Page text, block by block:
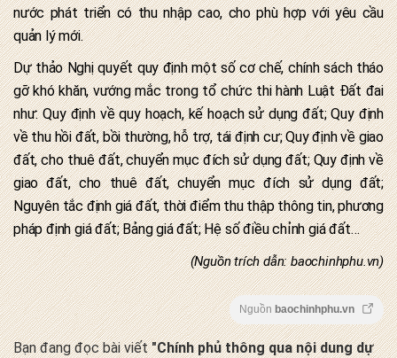
nước phát triển có thu nhập cao, cho phù hợp với yêu cầu
quản lý mới.
Dự thảo Nghị quyết quy định một số cơ chế, chính sách tháo
gỡ khó khăn, vướng mắc trong tổ chức thi hành Luật Đất đai
như: Quy định về quy hoạch, kế hoạch sử dụng đất; Quy định
về thu hồi đất, bồi thường, hỗ trợ, tái định cư; Quy định về giao
đất, cho thuê đất, chuyển mục đích sử dụng đất; Quy định về
giao đất, cho thuê đất, chuyển mục đích sử dụng đất;
Nguyên tắc định giá đất, thời điểm thu thập thông tin, phương
pháp định giá đất; Bảng giá đất; Hệ số điều chỉnh giá đất…
(Nguồn trích dẫn: baochinhphu.vn)
Nguồn baochinhphu.vn
Bạn đang đọc bài viết"Chính phủ thông qua nội dung dự